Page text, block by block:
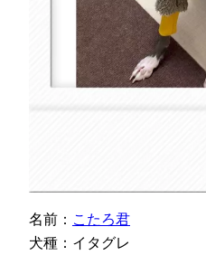
名前： こたろ君
犬種：イタグレ